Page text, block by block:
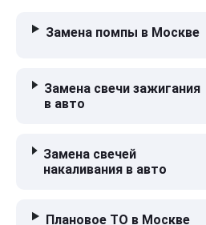
Замена помпы в Москве
Замена свечи зажигания
в авто
Замена свечей
накаливания в авто
Плановое ТО в Москве